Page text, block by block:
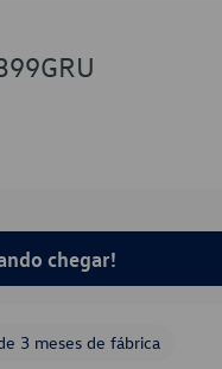
chegar!
3 meses de fábrica